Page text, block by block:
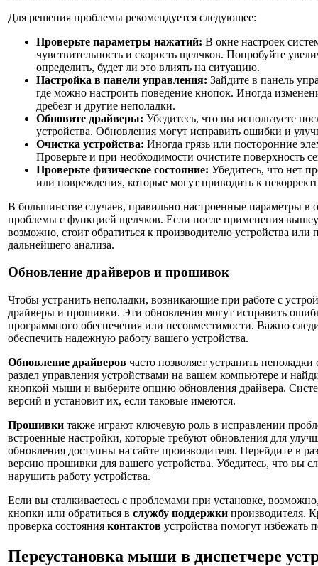
Для решения проблемы рекомендуется следующее:
Проверьте параметры нажатий: В окне настроек
чувствительность и скорость щелчков. Попробуйте
определить, будет ли это влиять на ситуацию.
Настройка в панели управления: Зайдите в панель
где можно настроить поведение кнопок. Иногда
дребезг и другие неполадки.
Обновите драйверы: Убедитесь, что вы используете
устройства. Обновления могут исправить ошибки и
Очистка устройства: Иногда грязь или посторонние
Проверьте и при необходимости очистите поверхность
Проверьте физическое состояние: Убедитесь, что нет
или повреждения, которые могут приводить к
В большинстве случаев, правильно настроенные параметры в
проблемы с функцией щелчков. Если после применения
возможно, стоит обратиться к производителю устройства или
дальнейшего анализа.
Обновление драйверов и прошивок
Чтобы устранить неполадки, возникающие при работе с
драйверы и прошивки. Эти обновления могут исправить
программного обеспечения или несовместимости. Важно
обеспечить надежную работу вашего устройства.
Обновление драйверов часто позволяет устранить
раздел управления устройствами на вашем компьютере и
кнопкой мыши и выберите опцию обновления драйвера.
версий и установит их, если таковые имеются.
Прошивки также играют ключевую роль в исправлении
встроенные настройки, которые требуют обновления для
обновления доступны на сайте производителя. Перейдите в
версию прошивки для вашего устройства. Убедитесь, что вы
нарушить работу устройства.
Если вы сталкиваетесь с проблемами при установке,
кнопки или обратиться в службу поддержки производителя.
проверка состояния контактов устройства помогут
Переустановка мыши в диспетчере